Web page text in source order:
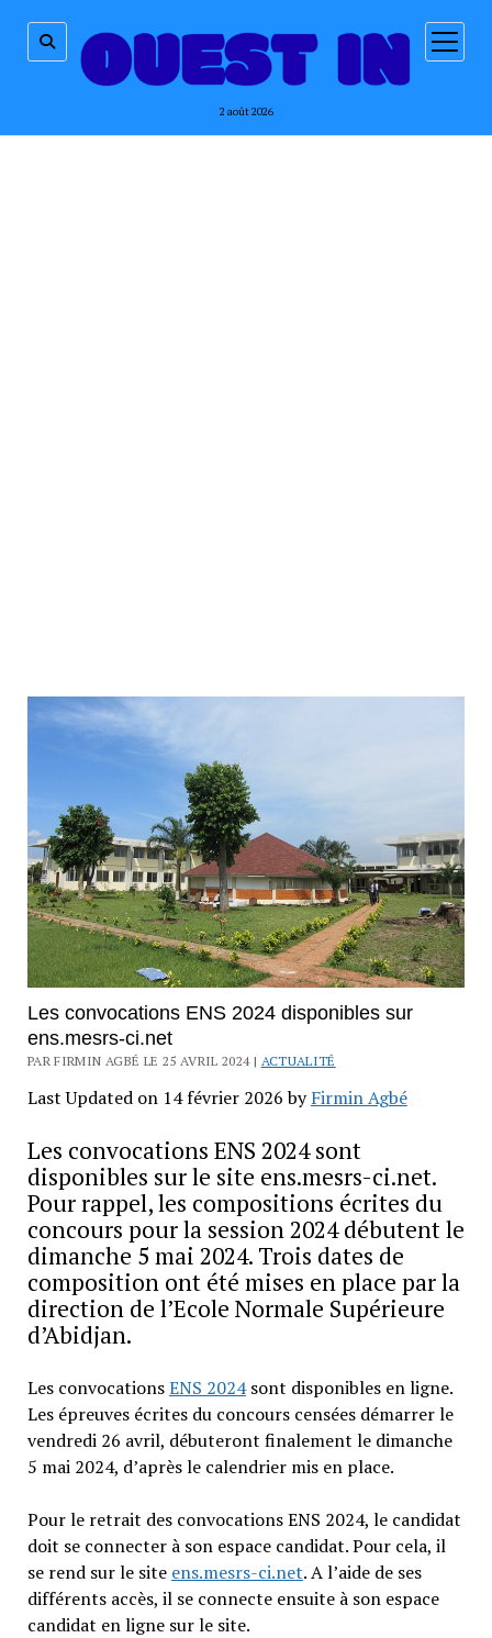
2 août 2026
ouvrir
menu
Les convocations ENS 2024 disponibles sur
ens.mesrs-ci.net
PAR FIRMIN AGBÉ LE 25 AVRIL 2024 | ACTUALITÉ
Last Updated on 14 février 2026 byFirmin Agbé
Les convocations ENS 2024 sont
disponibles sur le site ens.mesrs-ci.net.
Pour rappel, les compositions écrites du
concours pour la session 2024 débutent le
dimanche 5 mai 2024. Trois dates de
composition ont été mises en place par la
direction de l’Ecole Normale Supérieure
d’Abidjan.
Les convocationsENS 2024sont disponibles en ligne.
Les épreuves écrites du concours censées démarrer le
vendredi 26 avril, débuteront finalement le dimanche
5 mai 2024, d’après le calendrier mis en place.
Pour le retrait des convocations ENS 2024, le candidat
doit se connecter à son espace candidat. Pour cela, il
se rend sur le site ens.mesrs-ci.net. A l’aide de ses
différents accès, il se connecte ensuite à son espace
candidat en ligne sur le site.